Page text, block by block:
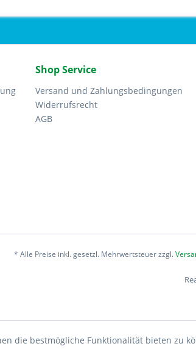
Shop Service
Versand und Zahlungsbedingungen
Widerrufsrecht
AGB
* Alle Preise inkl. gesetzl. Mehrwertsteuer zzgl.
die bestmögliche Funktionalität bieten zu